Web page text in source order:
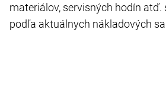
materiálov, servisných hodín
podľa aktuálnych nákladových